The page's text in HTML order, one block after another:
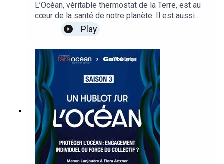
L’Océan, véritable thermostat de la Terre, est au
cœur de la santé de notre planète. Il est aussi
une source, et une ressource, essentielle pour
notre santé physique et mentale. Cultiver un lien
avec l’Océan est une évidence pour certains. Se
connecter au vivant et se reconnecter à soi grâce
à notre rapport à l’Océan est un moyen de trouver
une expérience sensorielle voire un équilibre
holistique. Découvrez dans cet épisode, le rôle
que l’Océan joue dans notre bien-être. Regards
croisés entre Alix Cosquer, chercheuse en
psychologie environnementale et Antoine Bertin,
artiste.
Play